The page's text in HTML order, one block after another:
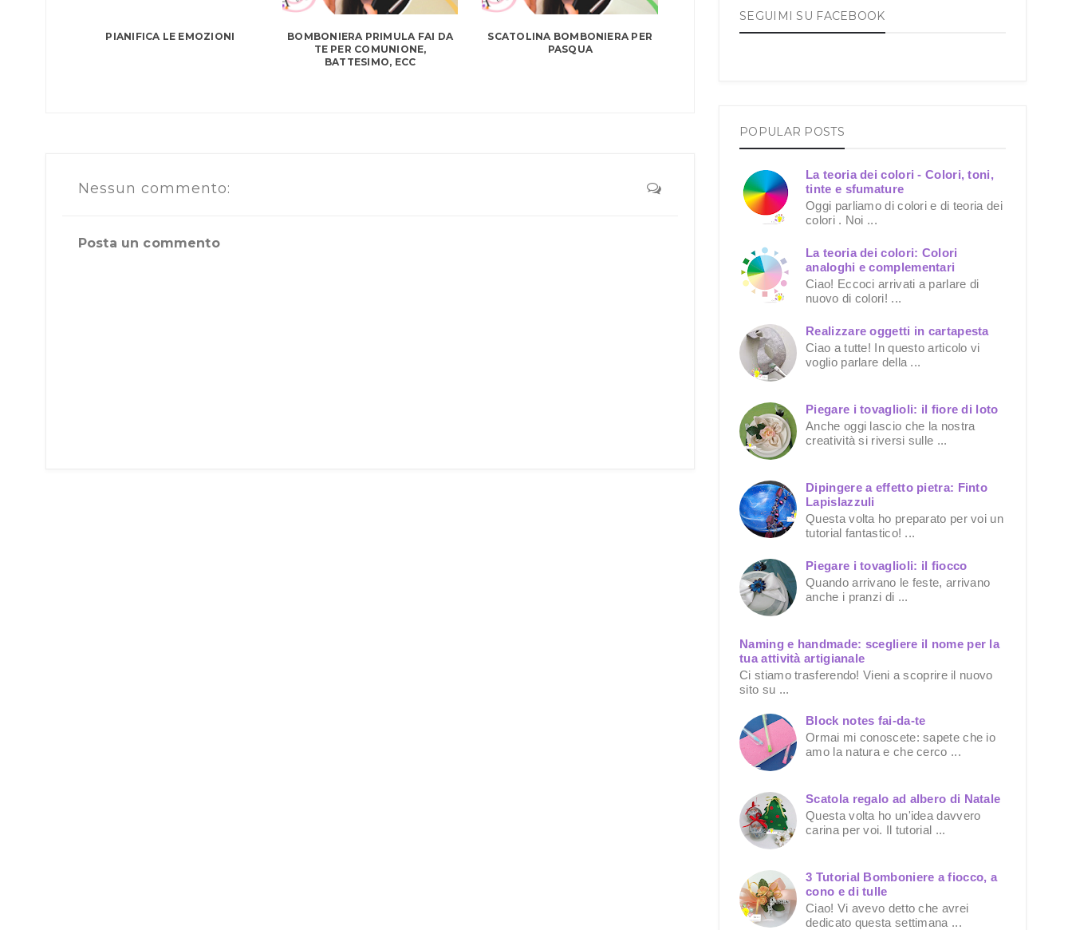
PIANIFICA LE EMOZIONI
BOMBONIERA PRIMULA FAI DA
TE PER COMUNIONE,
BATTESIMO, ECC
SCATOLINA BOMBONIERA PER
PASQUA
Nessun commento:
Posta un commento
SEGUIMI SU FACEBOOK
POPULAR POSTS
La teoria dei colori - Colori, toni,
tinte e sfumature
Oggi parliamo di colori e di teoria dei
colori . Noi ...
La teoria dei colori: Colori
analoghi e complementari
Ciao! Eccoci arrivati a parlare di
nuovo di colori! ...
Realizzare oggetti in cartapesta
Ciao a tutte! In questo articolo vi
voglio parlare della ...
Piegare i tovaglioli: il fiore di loto
Anche oggi lascio che la nostra
creatività si riversi sulle ...
Dipingere a effetto pietra: Finto
Lapislazzuli
Questa volta ho preparato per voi un
tutorial fantastico! ...
Piegare i tovaglioli: il fiocco
Quando arrivano le feste, arrivano
anche i pranzi di ...
Naming e handmade: scegliere il nome per la
tua attività artigianale
Ci stiamo trasferendo! Vieni a scoprire il nuovo
sito su ...
Block notes fai-da-te
Ormai mi conoscete: sapete che io
amo la natura e che cerco ...
Scatola regalo ad albero di Natale
Questa volta ho un'idea davvero
carina per voi. Il tutorial ...
3 Tutorial Bomboniere a fiocco, a
cono e di tulle
Ciao! Vi avevo detto che avrei
dedicato questa settimana ...